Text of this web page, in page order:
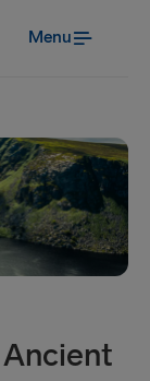
Menu